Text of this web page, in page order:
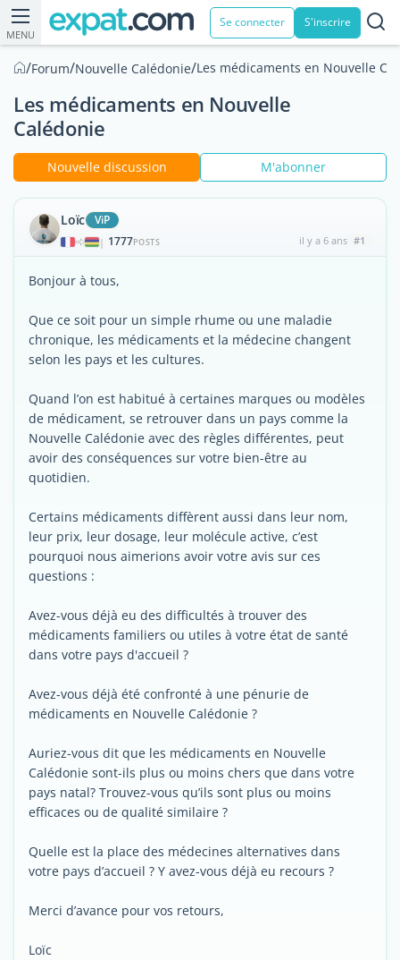
MENU
Se connecter S'inscrire
/Forum/Nouvelle Calédonie/Les médicaments en Nouvelle
Les médicaments en Nouvelle
Calédonie
Nouvelle discussion M'abonner
Loïc ViP
| 1777POSTS il y a 6 ans #1
Bonjour à tous,
Que ce soit pour un simple rhume ou une maladie
chronique, les médicaments et la médecine changent
selon les pays et les cultures.
Quand l’on est habitué à certaines marques ou modèles
de médicament, se retrouver dans un pays comme la
Nouvelle Calédonie avec des règles différentes, peut
avoir des conséquences sur votre bien-être au
quotidien.
Certains médicaments diffèrent aussi dans leur nom,
leur prix, leur dosage, leur molécule active, c’est
pourquoi nous aimerions avoir votre avis sur ces
questions :
Avez-vous déjà eu des difficultés à trouver des
médicaments familiers ou utiles à votre état de santé
dans votre pays d'accueil ?
Avez-vous déjà été confronté à une pénurie de
médicaments en Nouvelle Calédonie ?
Auriez-vous dit que les médicaments en Nouvelle
Calédonie sont-ils plus ou moins chers que dans votre
pays natal? Trouvez-vous qu’ils sont plus ou moins
efficaces ou de qualité similaire ?
Quelle est la place des médecines alternatives dans
votre pays d’accueil ? Y avez-vous déjà eu recours ?
Merci d’avance pour vos retours,
Loïc